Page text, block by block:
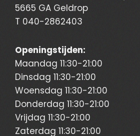
5665 GA Geldrop
T 040-2862403
Openingstijden:
Maandag 11:30-21:00
Dinsdag 11:30-21:00
Woensdag 11:30-21:00
Donderdag 11:30-21:00
Vrijdag 11:30-21:00
Zaterdag 11:30-21:00